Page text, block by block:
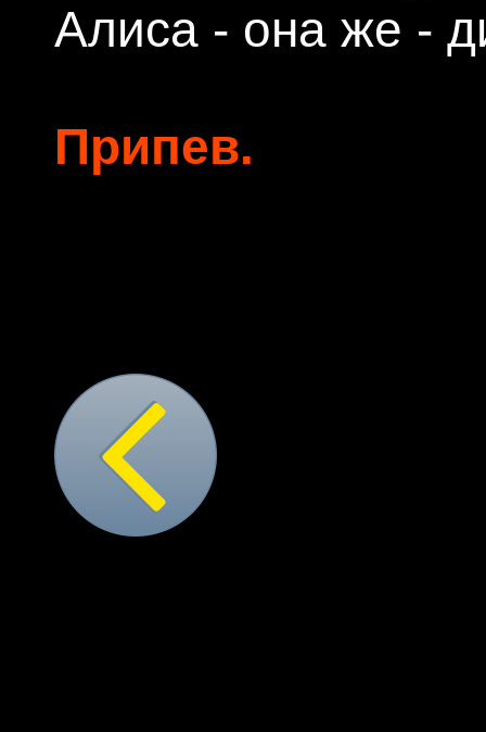
Алиса - она же -
Припев.